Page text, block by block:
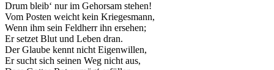
Drum bleib‘ nur im Gehorsam stehen!
Vom Posten weicht kein Kriegesmann,
Wenn ihm sein Feldherr ihn ersehen;
Er setzet Blut und Leben dran.
Der Glaube kennt nicht Eigenwillen,
Er sucht sich seinen Weg nicht aus,
Marketing
Indem Sie uns Ihre
Interessen und Ihr
Verhalten beim